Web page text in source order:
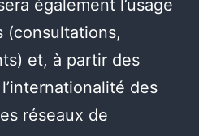
également l’usage
(consultations,
et, à partir des
des
réseaux de